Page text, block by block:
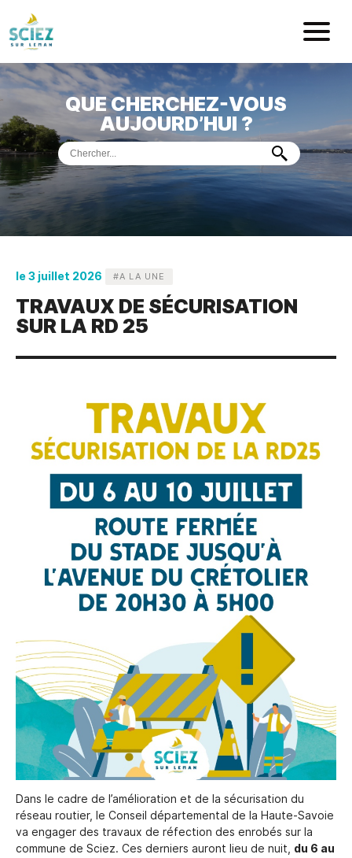
Mairie de
ACCUEIL
VOTREMAIRIE
VIEPRATIQUE
PORTDE
MUSÉEDE PRÉHISTOIRE ET GÉOLOGIE
QUE CHERCHEZ-VOUS
AUJOURD’HUI ?
le 3 juillet 2026 #A LA UNE
TRAVAUX DE SÉCURISATION
SUR LA RD 25
Dans le cadre de l’amélioration et de la sécurisation du
réseau routier, le Conseil départemental de la Haute-Savoie
va engager des travaux de réfection des enrobés sur la
commune de Sciez. Ces derniers auront lieu de nuit, du 6 au